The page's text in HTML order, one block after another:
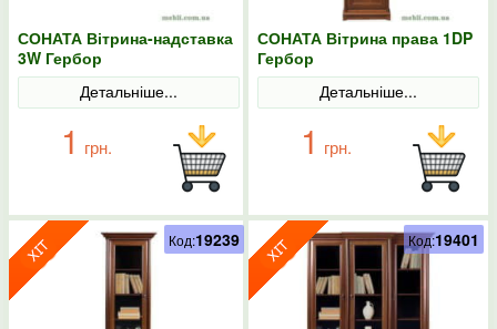
СОНАТА Вітрина-надставка
3W Гербор
Детальніше...
1 грн.
СОНАТА Вітрина права 1DP
Гербор
Детальніше...
1 грн.
Код:19239 Код:19401